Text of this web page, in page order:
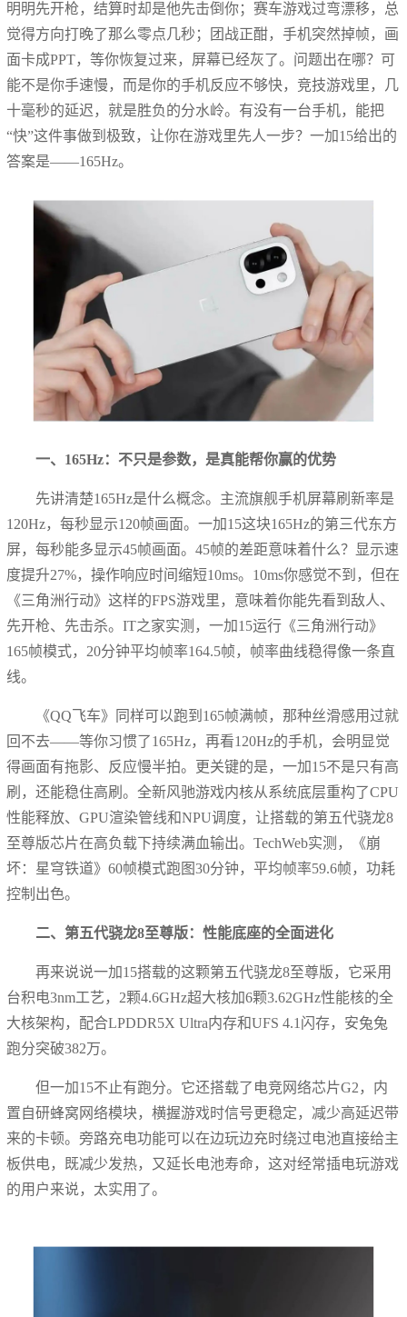
明明先开枪，结算时却是他先击倒你；赛车游戏过弯漂移，总
觉得方向打晚了那么零点几秒；团战正酣，手机突然掉帧，画
面卡成PPT，等你恢复过来，屏幕已经灰了。问题出在哪？可
能不是你手速慢，而是你的手机反应不够快，竞技游戏里，几
十毫秒的延迟，就是胜负的分水岭。有没有一台手机，能把
“快”这件事做到极致，让你在游戏里先人一步？一加15给出的
答案是——165Hz。
一、165Hz：不只是参数，是真能帮你赢的优势
先讲清楚165Hz是什么概念。主流旗舰手机屏幕刷新率是
120Hz，每秒显示120帧画面。一加15这块165Hz的第三代东方
屏，每秒能多显示45帧画面。45帧的差距意味着什么？显示速
度提升27%，操作响应时间缩短10ms。10ms你感觉不到，但在
《三角洲行动》这样的FPS游戏里，意味着你能先看到敌人、
先开枪、先击杀。IT之家实测，一加15运行《三角洲行动》
165帧模式，20分钟平均帧率164.5帧，帧率曲线稳得像一条直
线。
《QQ飞车》同样可以跑到165帧满帧，那种丝滑感用过就
回不去——等你习惯了165Hz，再看120Hz的手机，会明显觉
得画面有拖影、反应慢半拍。更关键的是，一加15不是只有高
刷，还能稳住高刷。全新风驰游戏内核从系统底层重构了CPU
性能释放、GPU渲染管线和NPU调度，让搭载的第五代骁龙8
至尊版芯片在高负载下持续满血输出。TechWeb实测，《崩
坏：星穹铁道》60帧模式跑图30分钟，平均帧率59.6帧，功耗
控制出色。
二、第五代骁龙8至尊版：性能底座的全面进化
再来说说一加15搭载的这颗第五代骁龙8至尊版，它采用
台积电3nm工艺，2颗4.6GHz超大核加6颗3.62GHz性能核的全
大核架构，配合LPDDR5X Ultra内存和UFS 4.1闪存，安兔兔
跑分突破382万。
但一加15不止有跑分。它还搭载了电竞网络芯片G2，内
置自研蜂窝网络模块，横握游戏时信号更稳定，减少高延迟带
来的卡顿。旁路充电功能可以在边玩边充时绕过电池直接给主
板供电，既减少发热，又延长电池寿命，这对经常插电玩游戏
的用户来说，太实用了。